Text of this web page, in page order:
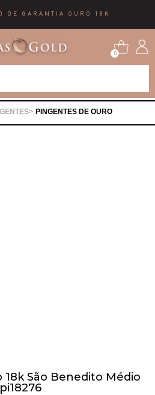
DE GARANTIA OURO 18K
0
PINGENTES DE OURO
São Benedito Médio
pi18276